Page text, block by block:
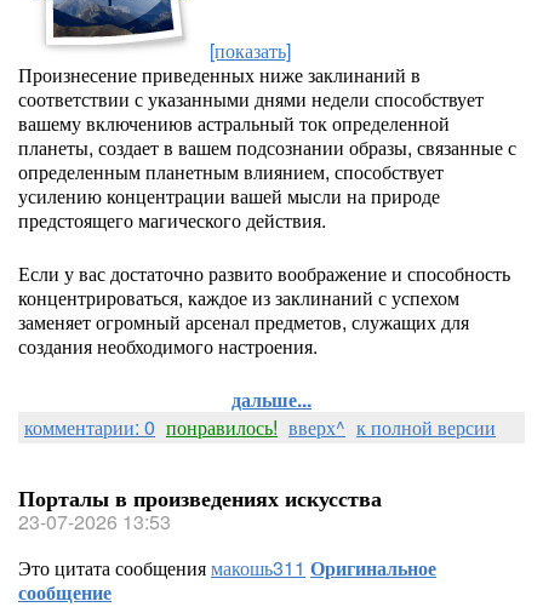
[показать]
Произнесение приведенных ниже заклинаний в
соответствии с указанными днями недели способствует
вашему включениюв астральный ток определенной
планеты, создает в вашем подсознании образы, связанные с
определенным планетным влиянием, способствует
усилению концентрации вашей мысли на природе
предстоящего магического действия.
Если у вас достаточно развито воображение и способность
концентрироваться, каждое из заклинаний с успехом
заменяет огромный арсенал предметов, служащих для
создания необходимого настроения.
дальше...
комментарии: 0 понравилось! вверх^ к полной версии
Порталы в произведениях искусства
23-07-2026 13:53
Это цитата сообщениямакошь311 Оригинальное
сообщение